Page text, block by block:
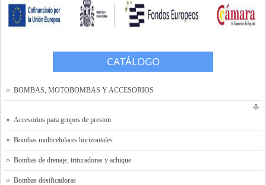
CATÁLOGO
BOMBAS, MOTOBOMBAS Y ACCESORIOS
Accesorios para grupos de presion
Bombas multicelulares horizontales
Bombas de drenaje, trituradoras y achique
Bombas dosificadoras